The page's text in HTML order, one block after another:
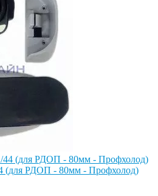
(для РДОП - 80мм - Профхолод)